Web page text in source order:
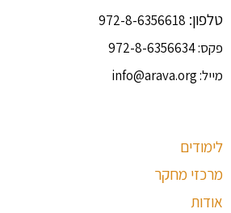
טלפון: 972-8-6356618
פקס:972-8-6356634
מייל:info@arava.org
לימודים
מרכזי מחקר
אודות